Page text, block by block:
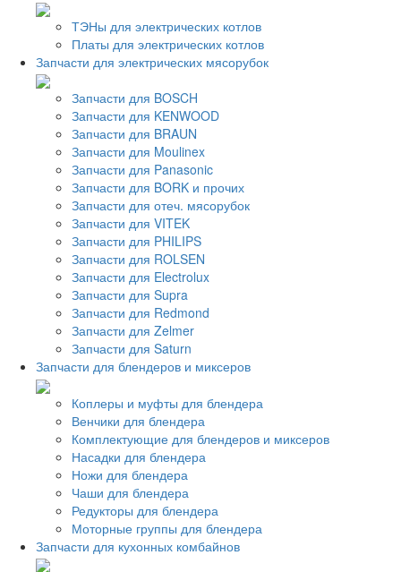
ТЭНы для электрических котлов
Платы для электрических котлов
Запчасти для электрических мясорубок
Запчасти для BOSCH
Запчасти для KENWOOD
Запчасти для BRAUN
Запчасти для Moulinex
Запчасти для Panasonic
Запчасти для BORK и прочих
Запчасти для отеч. мясорубок
Запчасти для VITEK
Запчасти для PHILIPS
Запчасти для ROLSEN
Запчасти для Electrolux
Запчасти для Supra
Запчасти для Redmond
Запчасти для Zelmer
Запчасти для Saturn
Запчасти для блендеров и миксеров
Коплеры и муфты для блендера
Венчики для блендера
Комплектующие для блендеров и миксеров
Насадки для блендера
Ножи для блендера
Чаши для блендера
Редукторы для блендера
Моторные группы для блендера
Запчасти для кухонных комбайнов